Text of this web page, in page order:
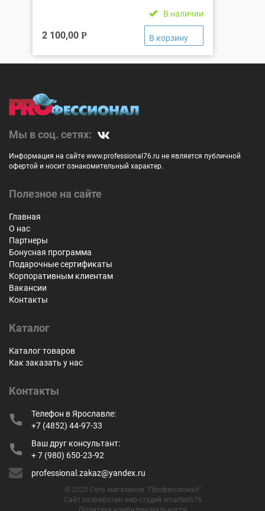
В наличии
2 100,00 Р
Мы в соц. сетях:
Информация на сайте www.professional76.ru не является публичной
офертой и носит ознакомительный характер.
Полезное на сайте
Главная
О нас
Партнеры
Бонусная программа
Подарочные сертификаты
Корпоративным клиентам
Вакансии
Контакты
Каталог
Каталог товаров
Как заказать у нас
Контакты
Телефон в Ярославле:
+7 (4852) 44-97-33
Ваш друг консультант:
+ 7 (980) 650-23-92
professional.zakaz@yandex.ru
© 2020 Сеть магазинов “Профессионал”
Сайт разработан web-студей smartech76